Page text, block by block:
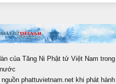
của Tăng Ni Phật tử Việt Nam
nguồn phattuvietnam.net khi phát